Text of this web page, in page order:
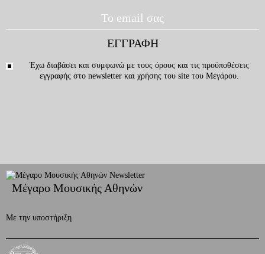
Έχω διαβάσει και συμφωνώ με τους όρους και τις προϋποθέσεις
εγγραφής στο newsletter και χρήσης του site του Μεγάρου.
Μέγαρο Μουσικής Αθηνών
Με την υποστήριξη